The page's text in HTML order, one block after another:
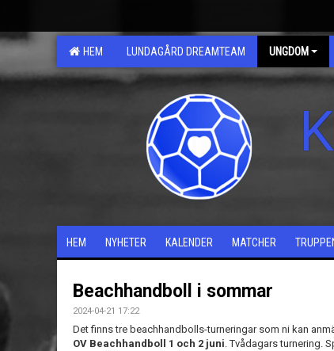
HEM LUNDAGÅRD DREAMTEAM UNGDOM
HEM NYHETER KALENDER MATCHER
Beachhandboll i sommar
2024-04-21 17:22
Det finns tre beachhandbolls-turneringar som ni kan
OV Beachhandboll 1 och 2 juni. Tvådagars turnering.